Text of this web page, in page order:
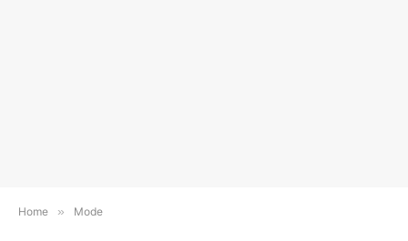
Home » Mode